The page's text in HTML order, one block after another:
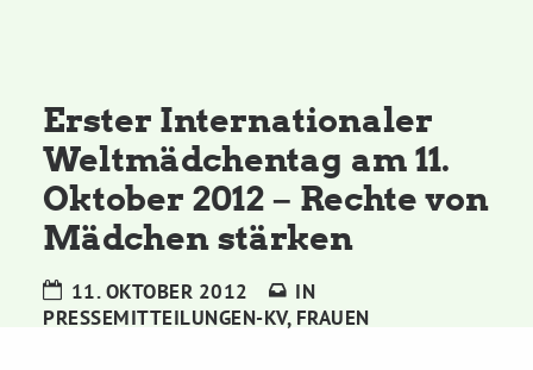
Grünes Zentrum
Personen
Sylvia Rietenberg, MdB
Erster Internationaler
Weltmädchentag am 11.
Oktober 2012 – Rechte von
Mädchen stärken
11. OKTOBER 2012
IN
PRESSEMITTEILUNGEN-KV, FRAUEN